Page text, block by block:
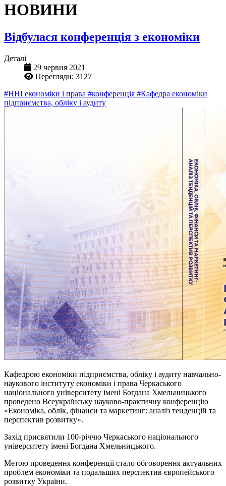
НОВИНИ
Відбулася конференція з економіки
Деталі
29 червня 2021
Перегляди: 3127
#ННІ економіки і права #конференція #Кафедра економіки
підприємства, обліку і аудиту
Кафедрою економіки підприємства, обліку і аудиту навчально-
наукового інституту економіки і права Черкаського
національного університету імені Богдана Хмельницького
проведено Всеукраїнську науково-практичну конференцію
«Економіка, облік, фінанси та маркетинг: аналіз тенденцій та
перспектив розвитку».
Захід присвятили 100-річчю Черкаського національного
університету імені Богдана Хмельницького.
Метою проведення конференції стало обговорення актуальних
проблем економіки та подальших перспектив європейського
розвитку України.